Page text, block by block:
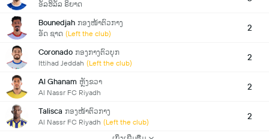
ອັລຮິລັລ ຣິຍາດ
Bounedjah ກອງໜ້າຕົວກາງ
ອັດ ຊາດ (Left the club)
2
Coronado ກອງກາງຕົວບຸກ
Ittihad Jeddah (Left the club)
2
Al Ghanam ຫຼັງຂວາ
Al Nassr FC Riyadh
2
Talisca ກອງໜ້າຕົວກາງ
Al Nassr FC Riyadh (Left the club)
2